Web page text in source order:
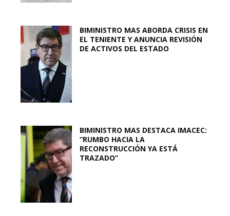
BIMINISTRO MAS ABORDA CRISIS EN
EL TENIENTE Y ANUNCIA REVISIÓN
DE ACTIVOS DEL ESTADO
BIMINISTRO MAS DESTACA IMACEC:
“RUMBO HACIA LA
RECONSTRUCCIÓN YA ESTÁ
TRAZADO”